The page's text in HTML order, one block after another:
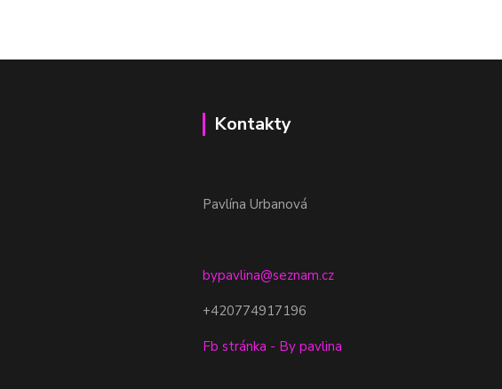
Kontakty
Pavlína Urbanová
bypavlina@seznam.cz
+420774917196
Fb stránka - By pavlina